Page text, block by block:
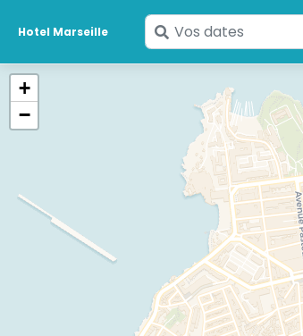
Hotel Marseille
Saisissez
vos
+
−